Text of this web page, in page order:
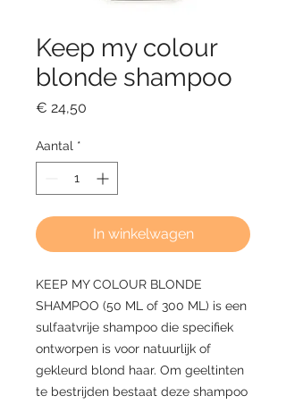
Keep my colour
blonde shampoo
€ 24,50
Aantal *
In winkelwagen
KEEP MY COLOUR BLONDE
SHAMPOO (50 ML of 300 ML) is een
sulfaatvrije shampoo die specifiek
ontworpen is voor natuurlijk of
gekleurd blond haar. Om geeltinten
te bestrijden bestaat deze shampoo